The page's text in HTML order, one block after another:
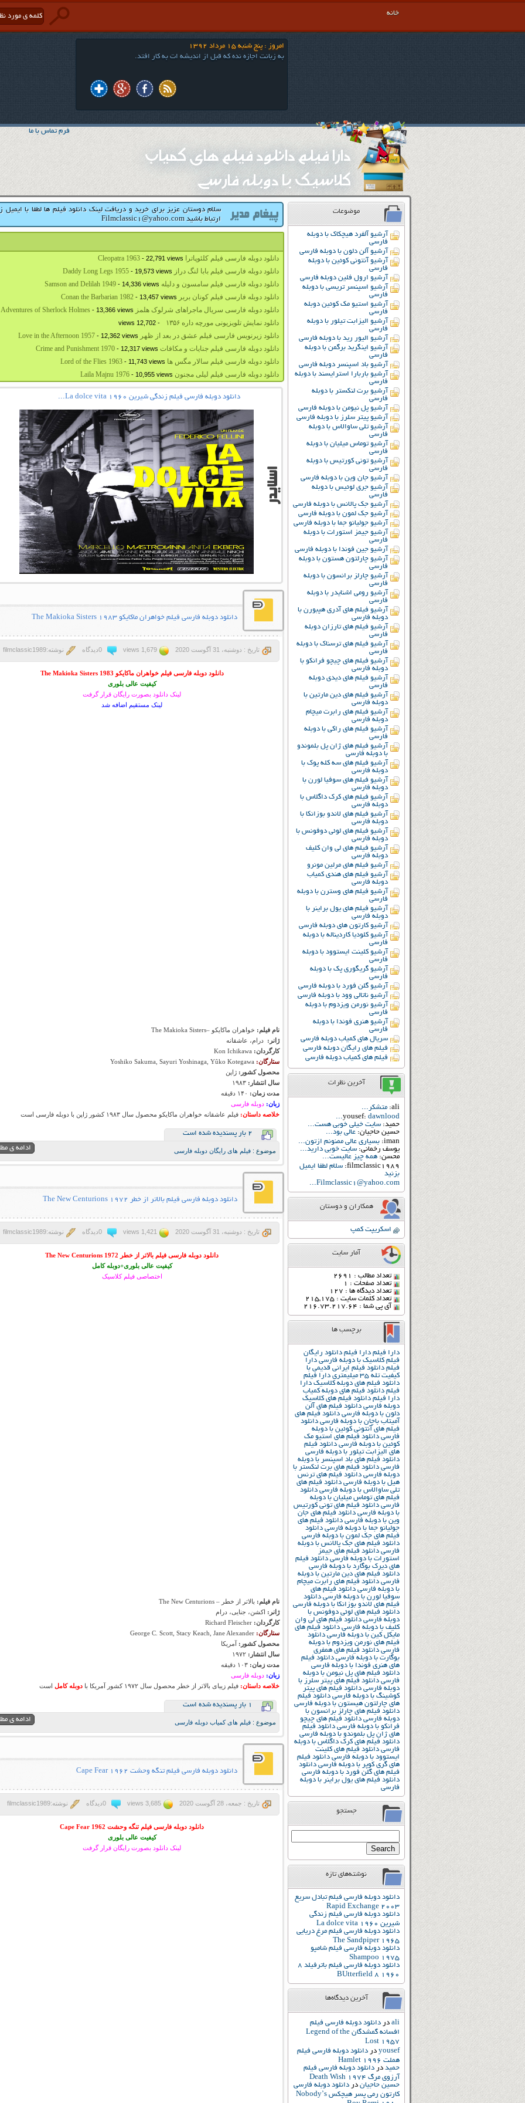
خانه
امروز : پنج شنبه 15 مرداد 1392
به زبانت اجازه نده که قبل از اندیشه ات به کار افتد.
دارا فیلم دانلود فیلم های کمیاب
کلاسیک با دوبله فارسی
فرم تماس با ما
موضوعات
آرشیو آلفرد هیچکاک با دوبله
فارسی
آرشیو آلن دلون با دوبله فارسی
آرشیو آنتونی کوئین با دوبله
فارسی
آرشیو ارول فلین دوبله فارسی
آرشیو اسپنسر تریسی با دوبله
فارسی
آرشیو استیو مک کوئین دوبله
فارسی
آرشیو الیزابت تیلور با دوبله
فارسی
آرشیو الیور رید با دوبله فارسی
آرشیو اینگرید برگمن با دوبله
فارسی
آرشیو باد اسپنسر دوبله فارسی
آرشیو باربارا استرایسند با دوبله
فارسی
آرشیو برت لنکستر با دوبله
فارسی
آرشیو پل نیومن با دوبله فارسی
آرشیو پیتر سلرز با دوبله فارسی
آرشیو تلی ساوالاس با دوبله
فارسی
آرشیو توماس میلیان با دوبله
فارسی
آرشیو تونی کورتیس با دوبله
فارسی
آرشیو جان وین با دوبله فارسی
آرشیو جری لوئیس با دوبله
فارسی
آرشیو جک پالانس با دوبله فارسی
آرشیو جک لمون با دوبله فارسی
آرشیو جولیانو جما با دوبله فارسی
آرشیو جیمز استورات با دوبله
فارسی
آرشیو جین فوندا با دوبله فارسی
آرشیو چارلتون هستون با دوبله
فارسی
آرشیو چارلز برانسون با دوبله
فارسی
آرشیو رومی اشنایدر با دوبله
فارسی
آرشیو فیلم های آدری هپبورن با
دوبله فارسی
آرشیو فیلم های تارزان دوبله
فارسی
آرشیو فیلم های ترسناک با دوبله
فارسی
آرشیو فیلم های چیچو فرانکو با
دوبله فارسی
آرشیو فیلم های دیدی دوبله
فارسی
آرشیو فیلم های دین مارتین با
دوبله فارسی
آرشیو فیلم های رابرت میچام
دوبله فارسی
آرشیو فیلم های راکی با دوبله
فارسی
آرشیو فیلم های ژان پل بلموندو
با دوبله فارسی
آرشیو فیلم های سه کله پوک با
دوبله فارسی
آرشیو فیلم های سوفیا لورن با
دوبله فارسی
آرشیو فیلم های کرک داگلاس با
دوبله فارسی
آرشیو فیلم های لاندو بوزانکا با
دوبله فارسی
آرشیو فیلم های لوئی دوفونس با
دوبله فارسی
آرشیو فیلم های لی وان کلیف
دوبله فارسی
آرشیو فیلم های مرلین مونرو
آرشیو فیلم های هندی کمیاب
دوبله فارسی
آرشیو فیلم های وسترن با دوبله
فارسی
آرشیو فیلم های یول براینر با
دوبله فارسی
آرشیو کارتون های دوبله فارسی
آرشیو کلودیا کاردیناله با دوبله
فارسی
آرشیو کلینت ایستوود با دوبله
فارسی
آرشیو گریگوری پک با دوبله
فارسی
آرشیو گلن فورد با دوبله فارسی
آرشیو ناتالی وود با دوبله فارسی
آرشیو نورمن ویزدوم با دوبله
فارسی
آرشیو هنری فوندا با دوبله
فارسی
سریال های کمیاب دوبله فارسی
فیلم های رایگان دوبله فارسی
فیلم های کمیاب دوبله فارسی
آخرین نظرات
ali: متشکر...
yousef: dawnlood...
حمید: سایت خیلی خوبی هست...
حسین حاجیان: عالی بود...
iman: بسیاری عالی ممنونم ازتون...
یوسف رخمانی: سایت خوبی دارید...
محسن: همه چیز عالیست...
filmclassic1989: سلام لطفا ایمیل
بزنید
Filmclassic1@yahoo.com...
همکاران و دوستان
اسکریپت کمپ
آمار سایت
تعداد مطالب : 2691
تعداد صفحات : 1
تعداد دیدگاه ها : 127
تعداد کلمات سایت : 215,175
آی پی شما : 216.73.217.64
برچسب ها
دارا فیلم دارا فیلم دانلود رایگان
فیلم کلاسیک با دوبله فارسی دارا
فیلم دانلود فیلم ایرانی قدیمی با
کیفیت تله 35 میلیمتری
دارا فیلم
دانلود فیلم های دوبله کلاسیک دارا
فیلم دانلود فیلم های دوبله کمیاب
دارا فیلم دانلود فیلم های کلاسیک
دوبله فارسی دانلود فیلم های آلن
دلون با دوبله فارسی دانلود فیلم های
آمیتاب باچان با دوبله فارسی دانلود
فیلم های آنتونی کوئین با دوبله
فارسی دانلود فیلم های استیو مک
کوئین با دوبله فارسی دانلود فیلم
های الیزابت تیلور با دوبله فارسی
دانلود فیلم های باد اسپنسر با دوبله
فارسی دانلود فیلم های برت لنکستر با
دوبله فارسی دانلود فیلم های ترنس
هیل با دوبله فارسی دانلود فیلم های
تلی ساوالاس با دوبله فارسی دانلود
فیلم های توماس میلیان با دوبله
فارسی دانلود فیلم های تونی کورتیس
با دوبله فارسی دانلود فیلم های جان
وین با دوبله فارسی دانلود فیلم های
جولیانو جما با دوبله فارسی دانلود
فیلم های جک لمون با دوبله فارسی
دانلود فیلم های جک پالانس با دوبله
فارسی دانلود فیلم های جیمز
استورات با دوبله فارسی دانلود فیلم
های دیرک بوگارد با دوبله فارسی
دانلود فیلم های دین مارتین با دوبله
فارسی دانلود فیلم های رابرت میچام
با دوبله فارسی دانلود فیلم های
سوفیا لورن با دوبله فارسی دانلود
فیلم های لاندو بوزانکا با دوبله فارسی
دانلود فیلم های لوئی دوفونس با
دوبله فارسی دانلود فیلم های لی وان
کلیف با دوبله فارسی دانلود فیلم های
مایکل کین با دوبله فارسی دانلود
فیلم های نورمن ویزدوم با دوبله
فارسی دانلود فیلم های همفری
بوگارت با دوبله فارسی دانلود فیلم
های هنری فوندا با دوبله فارسی
دانلود فیلم های پل نیومن با دوبله
فارسی دانلود فیلم های پیتر سلرز با
دوبله فارسی دانلود فیلم های پیتر
کوشینگ با دوبله فارسی دانلود فیلم
های چارلتون هیستون با دوبله فارسی
دانلود فیلم های چارلز برانسون با
دوبله فارسی دانلود فیلم های چیچو
فرانکو با دوبله فارسی دانلود فیلم
های ژان پل بلموندو با دوبله فارسی
دانلود فیلم های کرک داگلاس با دوبله
فارسی دانلود فیلم های کلینت
ایستوود با دوبله فارسی دانلود فیلم
های گری کوپر با دوبله فارسی دانلود
فیلم های گلن فورد با دوبله فارسی
دانلود فیلم های یول براینر با دوبله
فارسی
جستجو
نوشته‌های تازه
دانلود دوبله فارسی فیلم تبادل سریع
Rapid Exchange 2003
دانلود دوبله فارسی فیلم زندگی
شیرین La dolce vita 1960
دانلود دوبله فارسی فیلم مرغ دریایی
The Sandpiper 1965
دانلود دوبله فارسی فیلم شامپو
Shampoo 1975
دانلود دوبله فارسی فیلم باترفیلد 8
BUtterfield 8 1960
آخرین دیدگاه‌ها
ali در دانلود دوبله فارسی فیلم
افسانه گمشدگان Legend of the
Lost 1957
yousef در دانلود دوبله فارسی فیلم
هملت Hamlet 1996
حمید در دانلود دوبله فارسی فیلم
آرزوی مرگ Death Wish 1974
حسین حاجیان در دانلود دوبله فارسی
کارتون رمی پسر هیچکس Nobody’s
سلام دوستان عزیز برای خرید و دریافت لینک دانلود فیلم ها لطفا با ایمیل
ارتباط باشید Filmclassic1@yahoo.com
دانلود دوبله فارسی فیلم کلئوپاترا Cleopatra 1963 - 22,791 views
دانلود دوبله فارسی فیلم بابا لنگ دراز Daddy Long Legs 1955 - 19,573 views
دانلود دوبله فارسی فیلم سامسون و دلیله Samson and Delilah 1949 - 14,336 views
دانلود دوبله فارسی فیلم کونان بربر Conan the Barbarian 1982 - 13,457 views
دانلود دوبله فارسی سریال ماجراهای شرلوک هلمز The Adventures of Sherlock Holmes - 13,366 views
دانلود نمایش تلویزیونی مورچه داره ۱۳۵۶ - 12,702 views
دانلود زیرنویس فارسی فیلم عشق در بعد از ظهر Love in the Afternoon 1957 - 12,362 views
دانلود دوبله فارسی فیلم جنایات و مکافات Crime and Punishment 1970 - 12,317 views
دانلود دوبله فارسی فیلم سالار مگس ها Lord of the Flies 1963 - 11,743 views
دانلود دوبله فارسی فیلم لیلی مجنون Laila Majnu 1976 - 10,955 views
دانلود دوبله فارسی فیلم زندگی شیرین La dolce vita 1960...
دانلود دوبله فارسی فیلم خواهران ماکایکو The Makioka Sisters 1983
تاریخ : دوشنبه، 31 آگوست 2020 1,679 views 0دیدگاه نوشته:filmclassic1989
دانلود دوبله فارسی فیلم خواهران ماکایکو The Makioka Sisters 1983
کیفیت عالی بلوری
لینک دانلود بصورت رایگان قرار گرفت
لینک مستقیم اضافه شد
نام فیلم: خواهران ماکایکو –The Makioka Sisters
ژانر: درام، عاشقانه
کارگردان:
ستارگان:
محصول کشور: ژاپن
سال انتشار:
مدت زمان:
زبان: دوبله فارسی
خلاصه داستان: فیلم عاشقانه خواهران ماکایکو محصول سال ۱۹۸۳ کشور ژاپن با دوبله فارسی است
2 بار پسنديده شده است
موضوع : فیلم های رایگان دوبله فارسی ادامه ی
دانلود دوبله فارسی فیلم بالاتر از خطر The New Centurions 1972
تاریخ : دوشنبه، 31 آگوست 2020 1,421 views 0دیدگاه نوشته:filmclassic1989
دانلود دوبله فارسی فیلم بالاتر از خطر The New Centurions 1972
کیفیت عالی بلوری+دوبله کامل
اختصاصی فیلم کلاسیک
نام فیلم: بالاتر از خطر – The New Centurions
ژانر: اکشن، جنایی، درام
کارگردان:
ستارگان:
محصول کشور: آمریکا
سال انتشار:
مدت زمان:
زبان: دوبله فارسی
خلاصه داستان: فیلم زیبای بالاتر از خطر محصول سال ۱۹۷۲ کشور آمریکا با دوبله کامل است
1 بار پسنديده شده است
موضوع : فیلم های کمیاب دوبله فارسی ادامه ی
دانلود دوبله فارسی فیلم تنگه وحشت Cape Fear 1962
تاریخ : جمعه، 28 آگوست 2020 3,685 views 0دیدگاه نوشته:filmclassic1989
دانلود دوبله فارسی فیلم تنگه وحشت Cape Fear 1962
کیفیت عالی بلوری
لینک دانلود بصورت رایگان قرار گرفت